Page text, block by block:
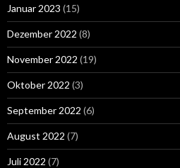
Januar 2023 (15)
Dezember 2022 (8)
November 2022 (19)
Oktober 2022 (3)
September 2022 (6)
August 2022 (7)
Juli 2022 (7)